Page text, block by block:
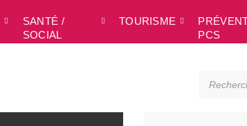
SANTÉ /
SOCIAL
TOURISME
PCS